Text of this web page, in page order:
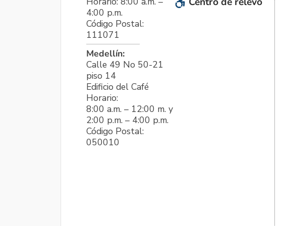
4:00 p.m.
Código Postal:
111071
Medellín:
Calle 49 No 50-21
piso 14
Edificio del Café
Horario:
8:00 a.m. – 12:00 m. y
2:00 p.m. – 4:00 p.m.
Código Postal:
050010